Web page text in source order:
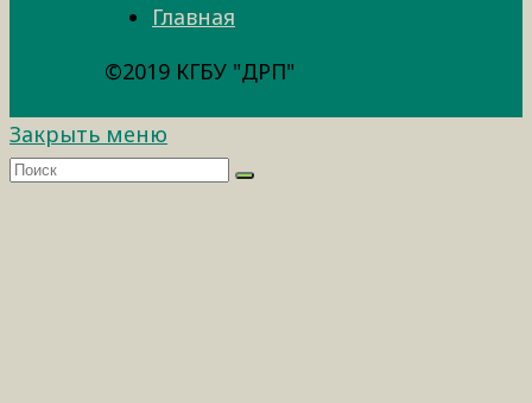
Главная
©2019 КГБУ "ДРП"
Закрыть меню